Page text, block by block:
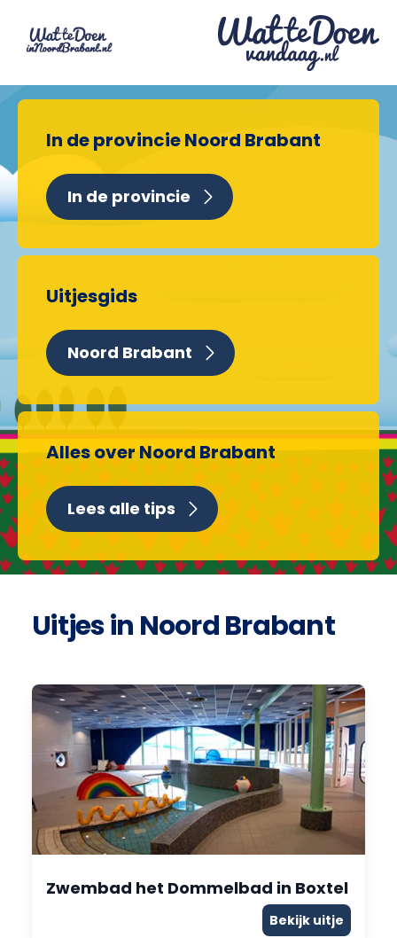
In de provincie Noord Brabant
In de provincie
Uitjesgids
Noord Brabant
Alles over Noord Brabant
Lees alle tips
Uitjes in Noord Brabant
Zwembad het Dommelbad in Boxtel
Bekijk uitje